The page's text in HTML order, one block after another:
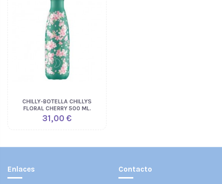
CHILLY-BOTELLA CHILLYS
FLORAL CHERRY 500 ML.
31,00 €
Enlaces Contacto